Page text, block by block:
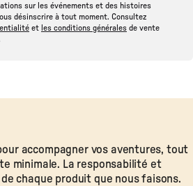
sur les événements et des histoires
désinscrire à tout moment. Consultez
et les conditions générales de vente
accompagner vos aventures, tout
minimale. La responsabilité et
chaque produit que nous faisons.